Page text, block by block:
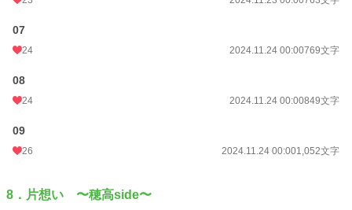
07
24 2024.11.24 00:00769文字
08
24 2024.11.24 00:00849文字
09
26 2024.11.24 00:001,052文字
8．片想い 〜穂高side〜